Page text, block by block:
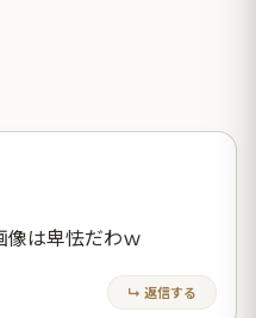
像は卑怯だわｗ
↳ 返信する